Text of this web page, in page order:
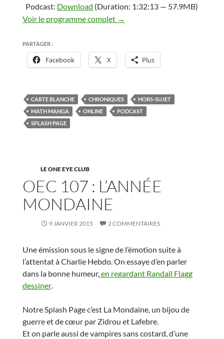
Podcast: Download (Duration: 1:32:13 — 57.9MB)
Voir le programme complet →
PARTAGER :
Facebook X Plus
CARTE BLANCHE CHRONIQUES
HORS-SUJET
MATH MANGA
ONLINE
PODCAST
SPLASH PAGE
LE ONE EYE CLUB
OEC 107 : L’ANNÉE
MONDAINE
9 JANVIER 2015 2 COMMENTAIRES
Une émission sous le signe de l’émotion suite à
l’attentat à Charlie Hebdo. On essaye d’en parler
dans la bonne humeur,en regardant Randall Flagg
dessiner.
Notre Splash Page c’est La Mondaine, un bijou de
guerre et de cœur par Zidrou et Lafebre.
Et on parle aussi de vampires sans costard, d’une